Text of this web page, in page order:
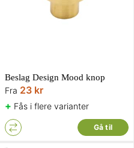
Beslag Design Mood knop
Fra 23 kr
+ Fås i flere varianter
Gå til